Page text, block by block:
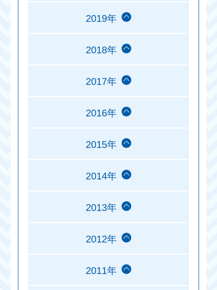
2019年
2018年
2017年
2016年
2015年
2014年
2013年
2012年
2011年